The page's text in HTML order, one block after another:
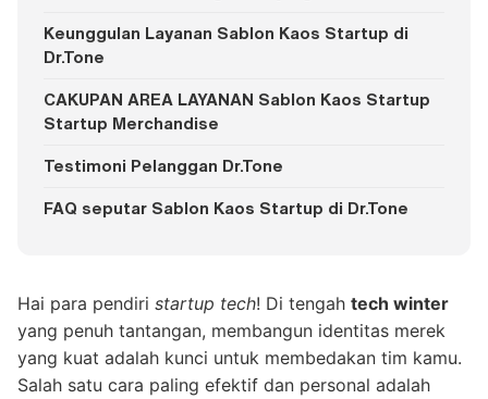
Keunggulan Layanan Sablon Kaos Startup di
Dr.Tone
CAKUPAN AREA LAYANAN Sablon Kaos Startup
Startup Merchandise
Testimoni Pelanggan Dr.Tone
FAQ seputar Sablon Kaos Startup di Dr.Tone
Hai para pendiri startup tech! Di tengah tech winter
yang penuh tantangan, membangun identitas merek
yang kuat adalah kunci untuk membedakan tim kamu.
Salah satu cara paling efektif dan personal adalah